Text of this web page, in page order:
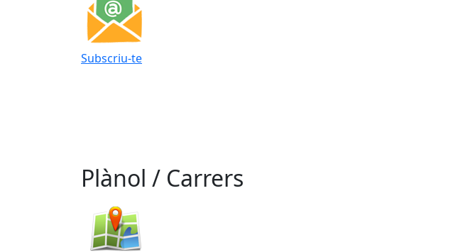
Subscriu-te
Plànol / Carrers